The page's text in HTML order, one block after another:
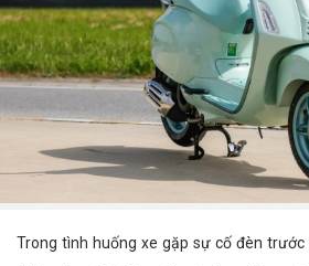
Trong tình huống xe gặp sự cố đèn trước